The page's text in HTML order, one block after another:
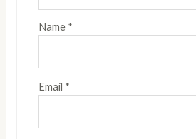
Name *
Email *